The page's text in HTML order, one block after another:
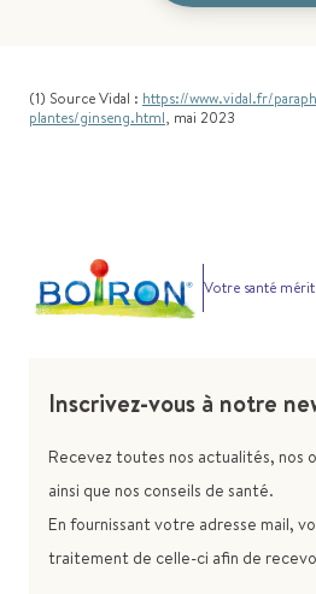
(1) Source Vidal : https://www.vidal.fr/
plantes/ginseng.html, mai 2023
Votre santé
Inscrivez-vous à notre
Recevez toutes nos actualités, nos
ainsi que nos conseils de santé.
En fournissant votre adresse mail,
traitement de celle-ci afin de